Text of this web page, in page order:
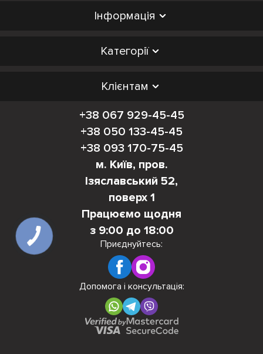
Інформація
Категорії
Клієнтам
+38 067 929-45-45
+38 050 133-45-45
+38 093 170-75-45
м. Київ, пров.
Ізяславський 52,
поверх 1
Працюємо щодня
з 9:00 до 18:00
Приєднуйтесь:
Допомога і консультація: